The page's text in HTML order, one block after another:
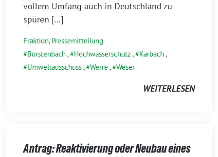
vollem Umfang auch in Deutschland zu
spüren […]
Fraktion, Pressemitteilung
Borstenbach, Hochwasserschutz , Karbach,
Umweltausschuss, Werre , Weser
WEITERLESEN
Antrag: Reaktivierung oder Neubau eines